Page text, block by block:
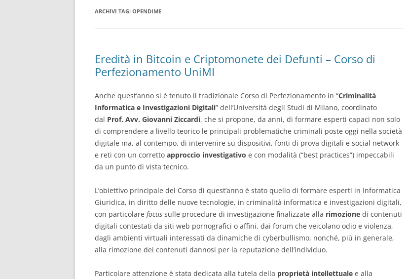
PERIZIA SU DATABASE
BITCOIN FORENSICS
PERIZIA SU CLOUD
PERIZIA SUL SOFTWARE
PERIZIA SU EMAIL E PEC
PERIZIA SU FACEBOOK
PERIZIA MOTORI DI RICERCA
PERIZIA SU NAVIGATORI GPS
PERIZIA SU SMARTPHONE
ANALISI TECNICA
RICORSO CORECOM/AGCOM
PERIZIA FOTOGRAFICA
PERIZIA MAPPE ONLINE
PERIZIA VIDEO E FILMATI
PERIZIA SU TRUFFE BANCARIE
INDAGINI DIFENSIVE
TUTELA REPUTAZIONE ONLINE
CONSULENTE INFORMATICO
SEMINARI E CONFERENZE
ARCHIVI TAG: OPENDIME
Eredità in Bitcoin e Criptomonete dei Defunti – Corso di
Perfezionamento UniMI
Anche quest’anno si è tenuto il tradizionale Corso di Perfezionamento in “Criminalità
Informatica e Investigazioni Digitali” dell’Università degli Studi di Milano, coordinato
dal Prof. Avv. Giovanni Ziccardi, che si propone, da anni, di formare esperti capaci non solo
di comprendere a livello teorico le principali problematiche criminali poste oggi nella società
digitale ma, al contempo, di intervenire su dispositivi, fonti di prova digitali e social network
e reti con un corretto approccio investigativo e con modalità (“best practices”) impeccabili
da un punto di vista tecnico.
L’obiettivo principale del Corso di quest’anno è stato quello di formare esperti in Informatica
Giuridica, in diritto delle nuove tecnologie, in criminalità informatica e investigazioni digitali,
con particolare focus sulle procedure di investigazione finalizzate alla rimozione di contenuti
digitali contestati da siti web pornografici o affini, dai forum che veicolano odio e violenza,
dagli ambienti virtuali interessati da dinamiche di cyberbullismo, nonché, più in generale,
alla rimozione dei contenuti dannosi per la reputazione dell’individuo.
Particolare attenzione è stata dedicata alla tutela della proprietà intellettuale e alla